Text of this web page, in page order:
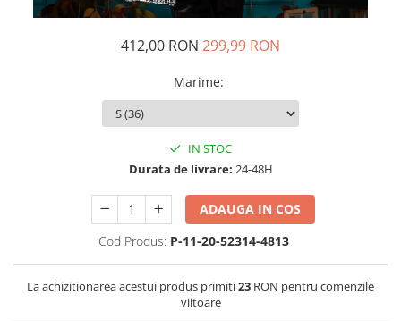
412,00 RON299,99 RON
Marime:
IN STOC
Durata de livrare: 24-48H
ADAUGA IN COS
Cod Produs: P-11-20-52314-4813
La achizitionarea acestui produs primiti23 RON pentru comenzile
viitoare